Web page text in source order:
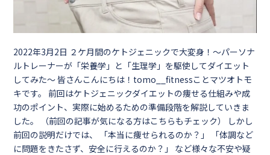
2022年3月2日 ２ケ月間のケトジェニックで大変身！～パーソナ
ルトレーナーが「栄養学」と「生理学」を駆使してダイエット
してみた～ 皆さんこんにちは！tomo__fitnessことマツオトモ
キです。 前回はケトジェニックダイエットの痩せる仕組みや成
功のポイント、実際に始めるための準備段階を解説していきま
した。 （前回の記事が気になる方はこちらもチェック） しかし
前回の説明だけでは、 「本当に痩せられるのか？」 「体調など
に問題をきたさず、安全に行えるのか？」 など様々な不安や疑